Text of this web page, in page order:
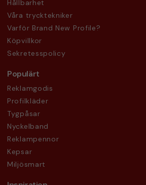
Hållbarhet
Våra trycktekniker
Varför Brand New Profile?
Köpvillkor
Sekretesspolicy
Populärt
Reklamgodis
Profilkläder
Tygpåsar
Nyckelband
Reklampennor
Kepsar
Miljösmart